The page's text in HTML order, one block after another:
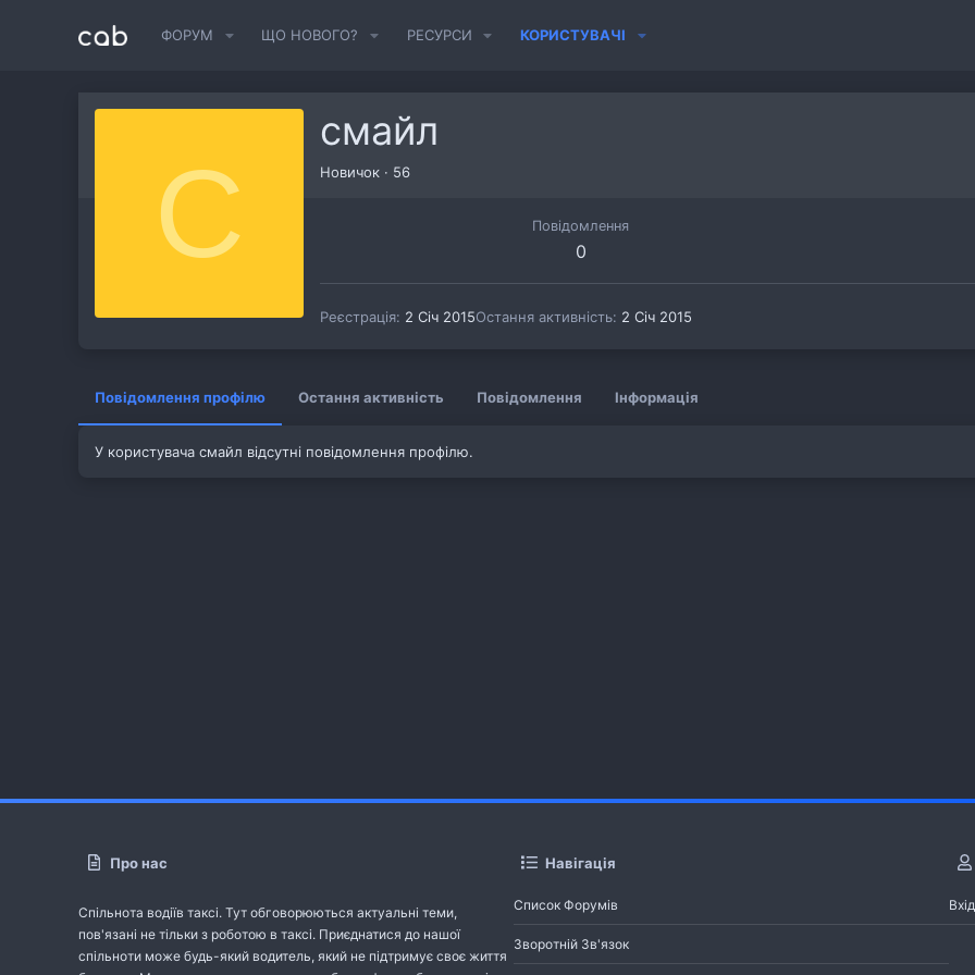
ФОРУМ ЩО НОВОГО? РЕСУРСИ КОРИСТУВАЧІ
С
смайл
Новичок · 56
Повідомлення
0
Реєстрація 2 Січ 2015Остання активність 2 Січ 2015
Повідомлення профілю Остання активність Повідомлення Інформація
У користувача смайл відсутні повідомлення профілю.
Про нас
Спільнота водіїв таксі. Тут обговорюються актуальні теми,
пов'язані не тільки з роботою в таксі. Приєднатися до нашої
спільноти може будь-який водитель, який не підтримує своє життя
Навігація
Список Форумів
Зворотній Зв'язок
Вхід